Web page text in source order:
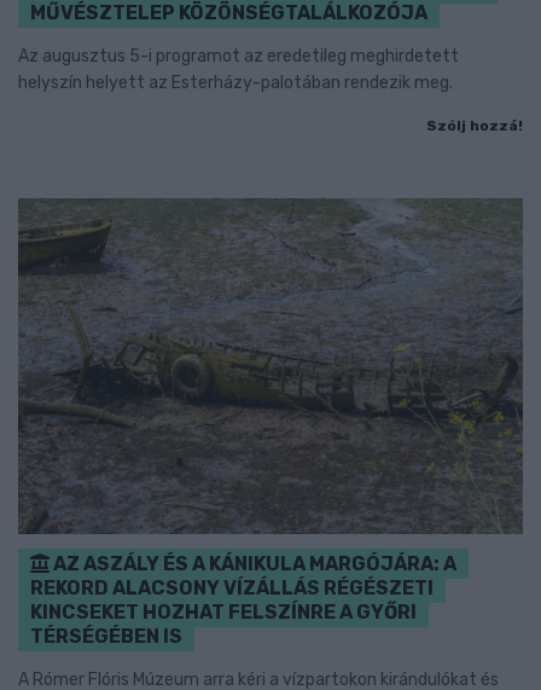
MŰVÉSZTELEP KÖZÖNSÉGTALÁLKOZÓJA
Az augusztus 5-i programot az eredetileg meghirdetett
helyszín helyett az Esterházy-palotában rendezik meg.
Szólj hozzá!
AZ ASZÁLY ÉS A KÁNIKULA MARGÓJÁRA: A
REKORD ALACSONY VÍZÁLLÁS RÉGÉSZETI
KINCSEKET HOZHAT FELSZÍNRE A GYŐRI
TÉRSÉGÉBEN IS
A Rómer Flóris Múzeum arra kéri a vízpartokon kirándulókat és